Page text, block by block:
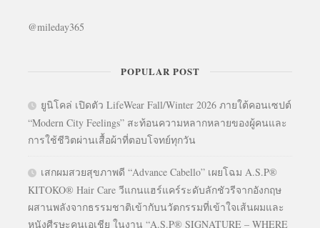
@mileday365
POPULAR POST
ยูนิโคล่ เปิดตัว LifeWear Fall/Winter 2026 ภายใต้คอนเซปต์
“Modern City Feelings” สะท้อนความหลากหลายของผู้คนและ
การใช้ชีวิตผ่านเสื้อผ้าที่ตอบโจทย์ทุกวัน
เสกผมสวยสุขภาพดี “Advance Cabello” เผยโฉม A.S.P®
KITOKO® Hair Care วีแกนแฮร์แคร์ระดับลักชัวรีจากอังกฤษ
ผสานพลังจากธรรมชาติเข้ากับนวัตกรรมที่เข้าใจเส้นผมและ
หนังศีรษะคนเอเชีย ในงาน “A.S.P® SIGNATURE – WHERE